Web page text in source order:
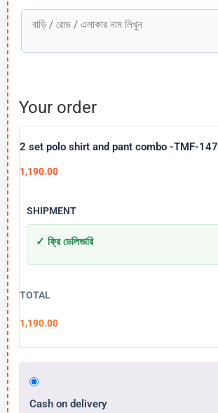
Your order
2 set polo shirt and pant combo -TMF-147
1,190.00
SHIPMENT
✓ ফ্রি ডেলিভারি
TOTAL
1,190.00
Cash on delivery